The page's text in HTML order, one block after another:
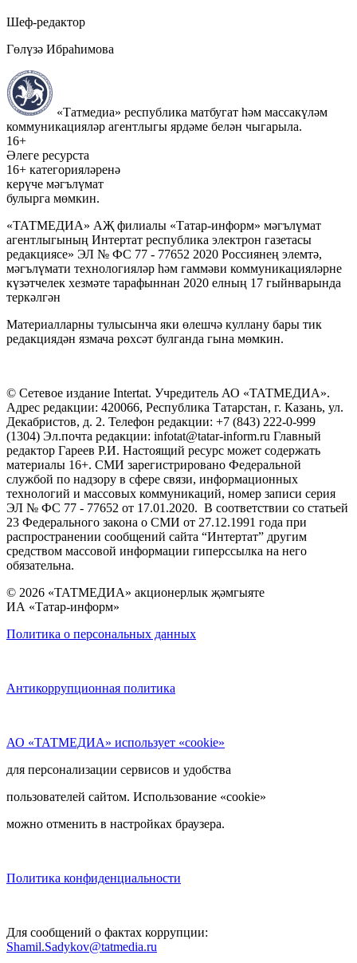
Шеф-редактор
Гөлүзә Ибраһимова
«Татмедиа» республика матбугат һәм массакүләм
коммуникацияләр агентлыгы ярдәме белән чыгарыла.
16+
Әлеге ресурста
16+ категорияләренә
керүче мәгълүмат
булырга мөмкин.
«ТАТМЕДИА» АҖ филиалы «Татар-информ» мәгълүмат
агентлыгының Интертат республика электрон газетасы
редакциясе» ЭЛ № ФС 77 - 77652 2020 Россиянең элемтә,
мәгълүмати технологияләр һәм гаммәви коммуникацияләрне
күзәтчелек хезмәте тарафыннан 2020 елның 17 гыйнварында
теркәлгән
Материалларны тулысынча яки өлешчә куллану бары тик
редакциядән язмача рөхсәт булганда гына мөмкин.
© Сетевое издание Intertat. Учредитель АО «ТАТМЕДИА».
Адрес редакции: 420066, Республика Татарстан, г. Казань, ул.
Декабристов, д. 2. Телефон редакции: +7 (843) 222-0-999
(1304) Эл.почта редакции: infotat@tatar-inform.ru Главный
редактор Гареев Р.И. Настоящий ресурс может содержать
материалы 16+. СМИ зарегистрировано Федеральной
службой по надзору в сфере связи, информационных
технологий и массовых коммуникаций, номер записи серия
ЭЛ № ФС 77 - 77652 от 17.01.2020. В соответствии со статьей
23 Федерального закона о СМИ от 27.12.1991 года при
распространении сообщений сайта “Интертат” другим
средством массовой информации гиперссылка на него
обязательна.
© 2026 «ТАТМЕДИА» акционерлык җәмгыяте
ИА «Татар-информ»
Политика о персональных данных
Антикоррупционная политика
АО «ТАТМЕДИА» использует «cookie»
для персонализации сервисов и удобства
пользователей сайтом. Использование «cookie»
можно отменить в настройках браузера.
Политика конфиденциальности
Для сообщений о фактах коррупции:
Shamil.Sadykov@tatmedia.ru